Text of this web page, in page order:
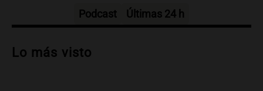
Audio.Trágico accidente en Mendoza:
vehículos desde un puente
Podcast Últimas 24 h
Lo más visto